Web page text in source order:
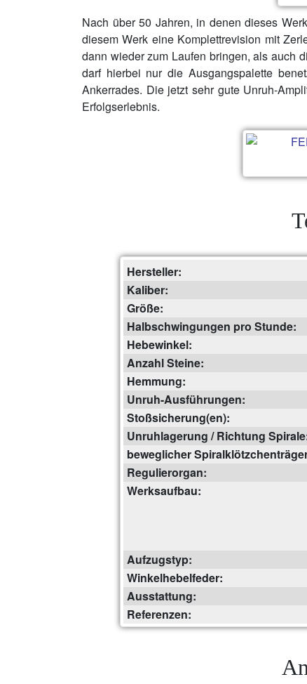
Nach über 50 Jahren, in denen dieses
diesem Werk eine Komplettrevision mit
dann wieder zum Laufen bringen, als auch
darf hierbei nur die Ausgangspalette
Ankerrades. Die jetzt sehr gute Unruh-
Erfolgserlebnis.
Hersteller:
Kaliber:
Größe:
Halbschwingungen pro Stunde:
Hebewinkel:
Anzahl Steine:
Hemmung:
Unruh-Ausführungen:
Stoßsicherung(en):
Unruhlagerung / Richtung
beweglicher
Regulierorgan:
Werksaufbau:
Aufzugstyp:
Winkelhebelfeder:
Ausstattung:
Referenzen: